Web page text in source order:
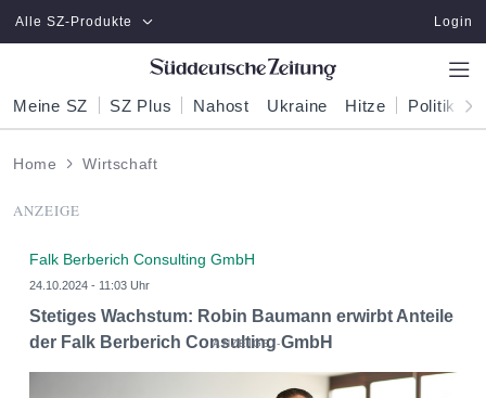
Zum Hauptinhalt springen
Alle SZ-Produkte Login
Meine SZ SZ Plus Nahost Ukraine Hitze Politik
Home Wirtschaft
ANZEIGE
Falk Berberich Consulting GmbH
24.10.2024 - 11:03 Uhr
Stetiges Wachstum: Robin Baumann erwirbt Anteile
der Falk Berberich Consulting GmbH